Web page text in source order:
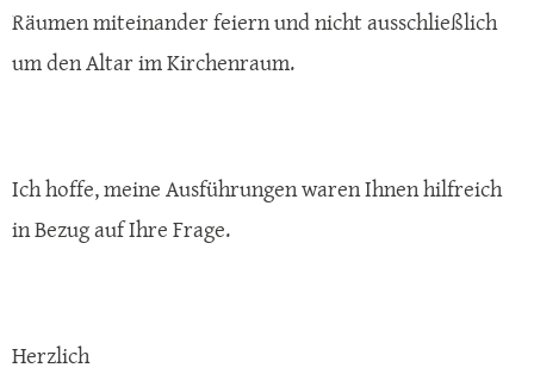
Räumen miteinander feiern und nicht ausschließlich
um den Altar im Kirchenraum.
Ich hoffe, meine Ausführungen waren Ihnen hilfreich
in Bezug auf Ihre Frage.
Herzlich